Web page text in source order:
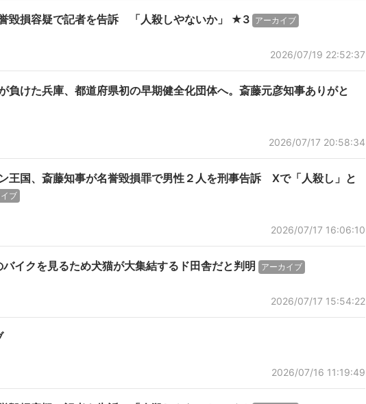
誉毀損容疑で記者を告訴 「人殺しやないか」 ★3 アーカイブ
2026/07/19 22:52:37
負けた兵庫、都道府県初の早期健全化団体へ。斎藤元彦知事ありがと
2026/07/17 20:58:34
王国、斎藤知事が名誉毀損罪で男性２人を刑事告訴 Xで「人殺し」と
ブ
2026/07/17 16:06:10
イクを見るため犬猫が大集結するド田舎だと判明 アーカイブ
2026/07/17 15:54:22
2026/07/16 11:19:49